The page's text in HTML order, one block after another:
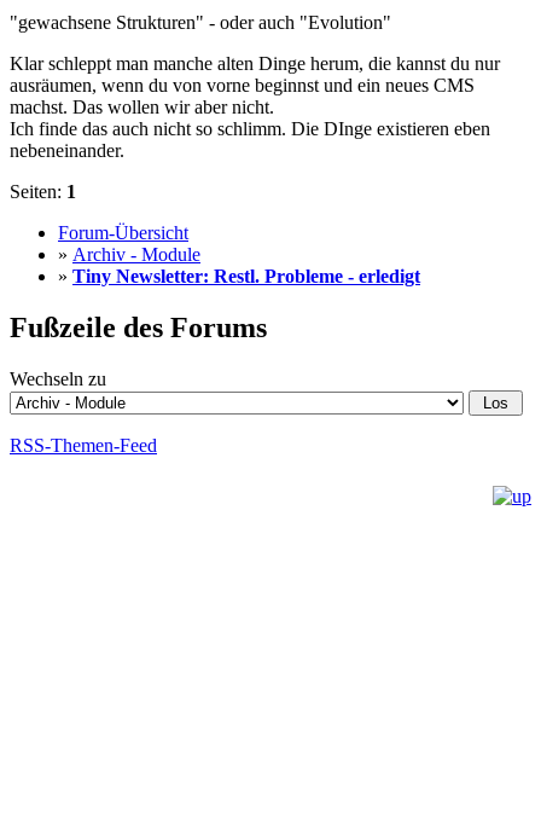
"gewachsene Strukturen" - oder auch "Evolution"
Klar schleppt man manche alten Dinge herum, die kannst du nur
ausräumen, wenn du von vorne beginnst und ein neues CMS
machst. Das wollen wir aber nicht.
Ich finde das auch nicht so schlimm. Die DInge existieren eben
nebeneinander.
Seiten: 1
Forum-Übersicht
» Archiv - Module
» Tiny Newsletter: Restl. Probleme - erledigt
Fußzeile des Forums
Wechseln zu
RSS-Themen-Feed